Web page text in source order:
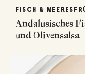
FISCH &
Andalusisches
und Olivensalsa